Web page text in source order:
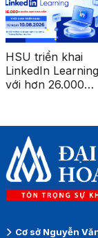
HSU triển khai
LinkedIn Learning
với hơn 26.000
Cơ sở Nguyễn